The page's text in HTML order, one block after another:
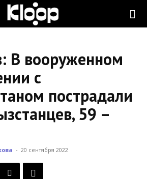
В вооруженном
с
пострадали
59 –
- 20 сентября 2022